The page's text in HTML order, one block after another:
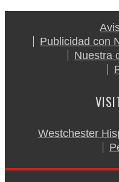
Publicidad con
Nuestra
Westchester